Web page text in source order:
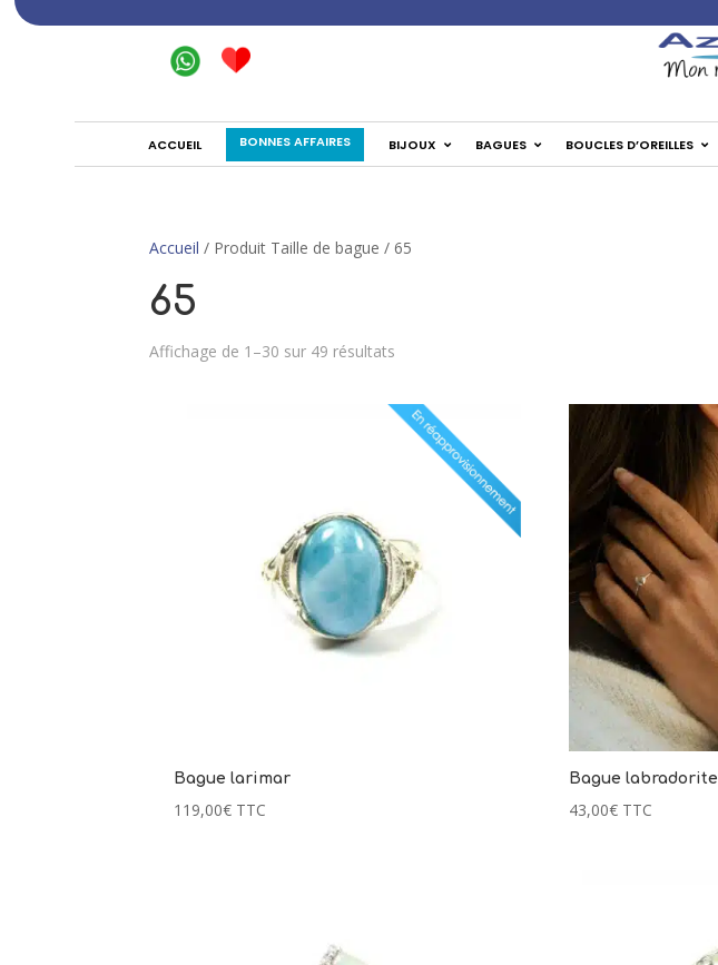
ACCUEIL BONNES AFFAIRES BIJOUX BAGUES BOUCLES D’OREILLES
Accueil / Produit Taille de bague / 65
65
Affichage de 1–30 sur 49 résultats
Bague larimar
119,00€ TTC
Bague labradorite
43,00€ TTC